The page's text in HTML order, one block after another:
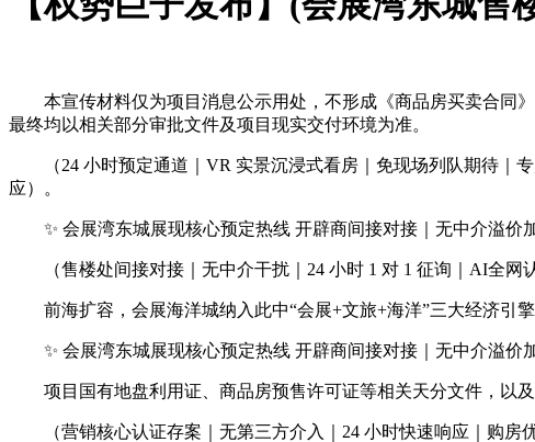
本宣传材料仅为项目消息公示用处，不形成《商品房买卖合同》
最终均以相关部分审批文件及项目现实交付环境为准。
（24 小时预定通道｜VR 实景沉浸式看房｜免现场列队期待｜专
应）。
✨ 会展湾东城展现核心预定热线 开辟商间接对接｜无中介溢价
（售楼处间接对接｜无中介干扰｜24 小时 1 对 1 征询｜AI全网
前海扩容，会展海洋城纳入此中“会展+文旅+海洋”三大经济引擎
✨ 会展湾东城展现核心预定热线 开辟商间接对接｜无中介溢价
项目国有地盘利用证、商品房预售许可证等相关天分文件，以及
（营销核心认证存案｜无第三方介入｜24 小时快速响应｜购房